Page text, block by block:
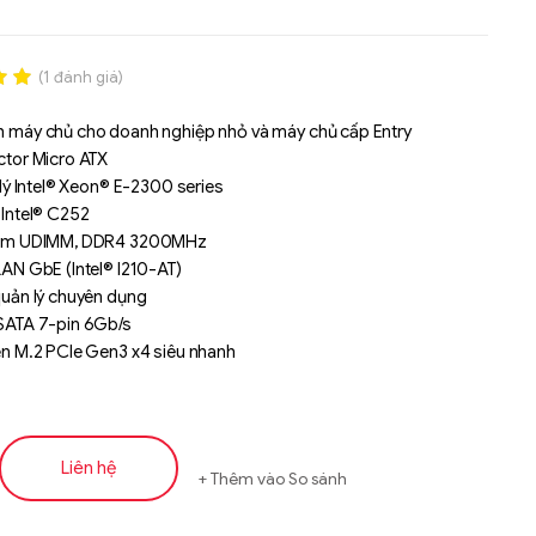
(1 đánh giá)
máy chủ cho doanh nghiệp nhỏ và máy chủ cấp Entry
Micro ATX
Intel® Xeon® E-2300 series
C252
UDIMM, DDR4 3200MHz
GbE (Intel® I210-AT)
lý chuyên dụng
7-pin 6Gb/s
M.2 PCIe Gen3 x4 siêu nhanh
Liên hệ Thêm vào So sánh
Liên hệ